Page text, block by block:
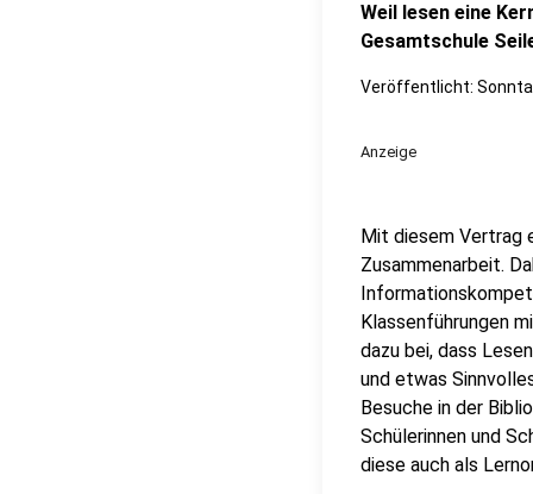
Weil lesen eine
Gesamtschule
Veröffentlicht:
Anzeige
Mit diesem Vertrag
Zusammenarbeit.
Klassenführungen
dazu bei, dass
und etwas
Besuche in der
Schülerinnen und
diese auch als